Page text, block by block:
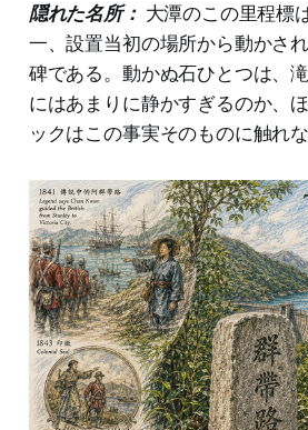
隠れた名所： 大潭のこの里程標
一、設置当初の場所から動かさ
碑である。動かぬ石ひとつは、
にはあまりに静かすぎるのか、
ックはこの事実そのものに触れな